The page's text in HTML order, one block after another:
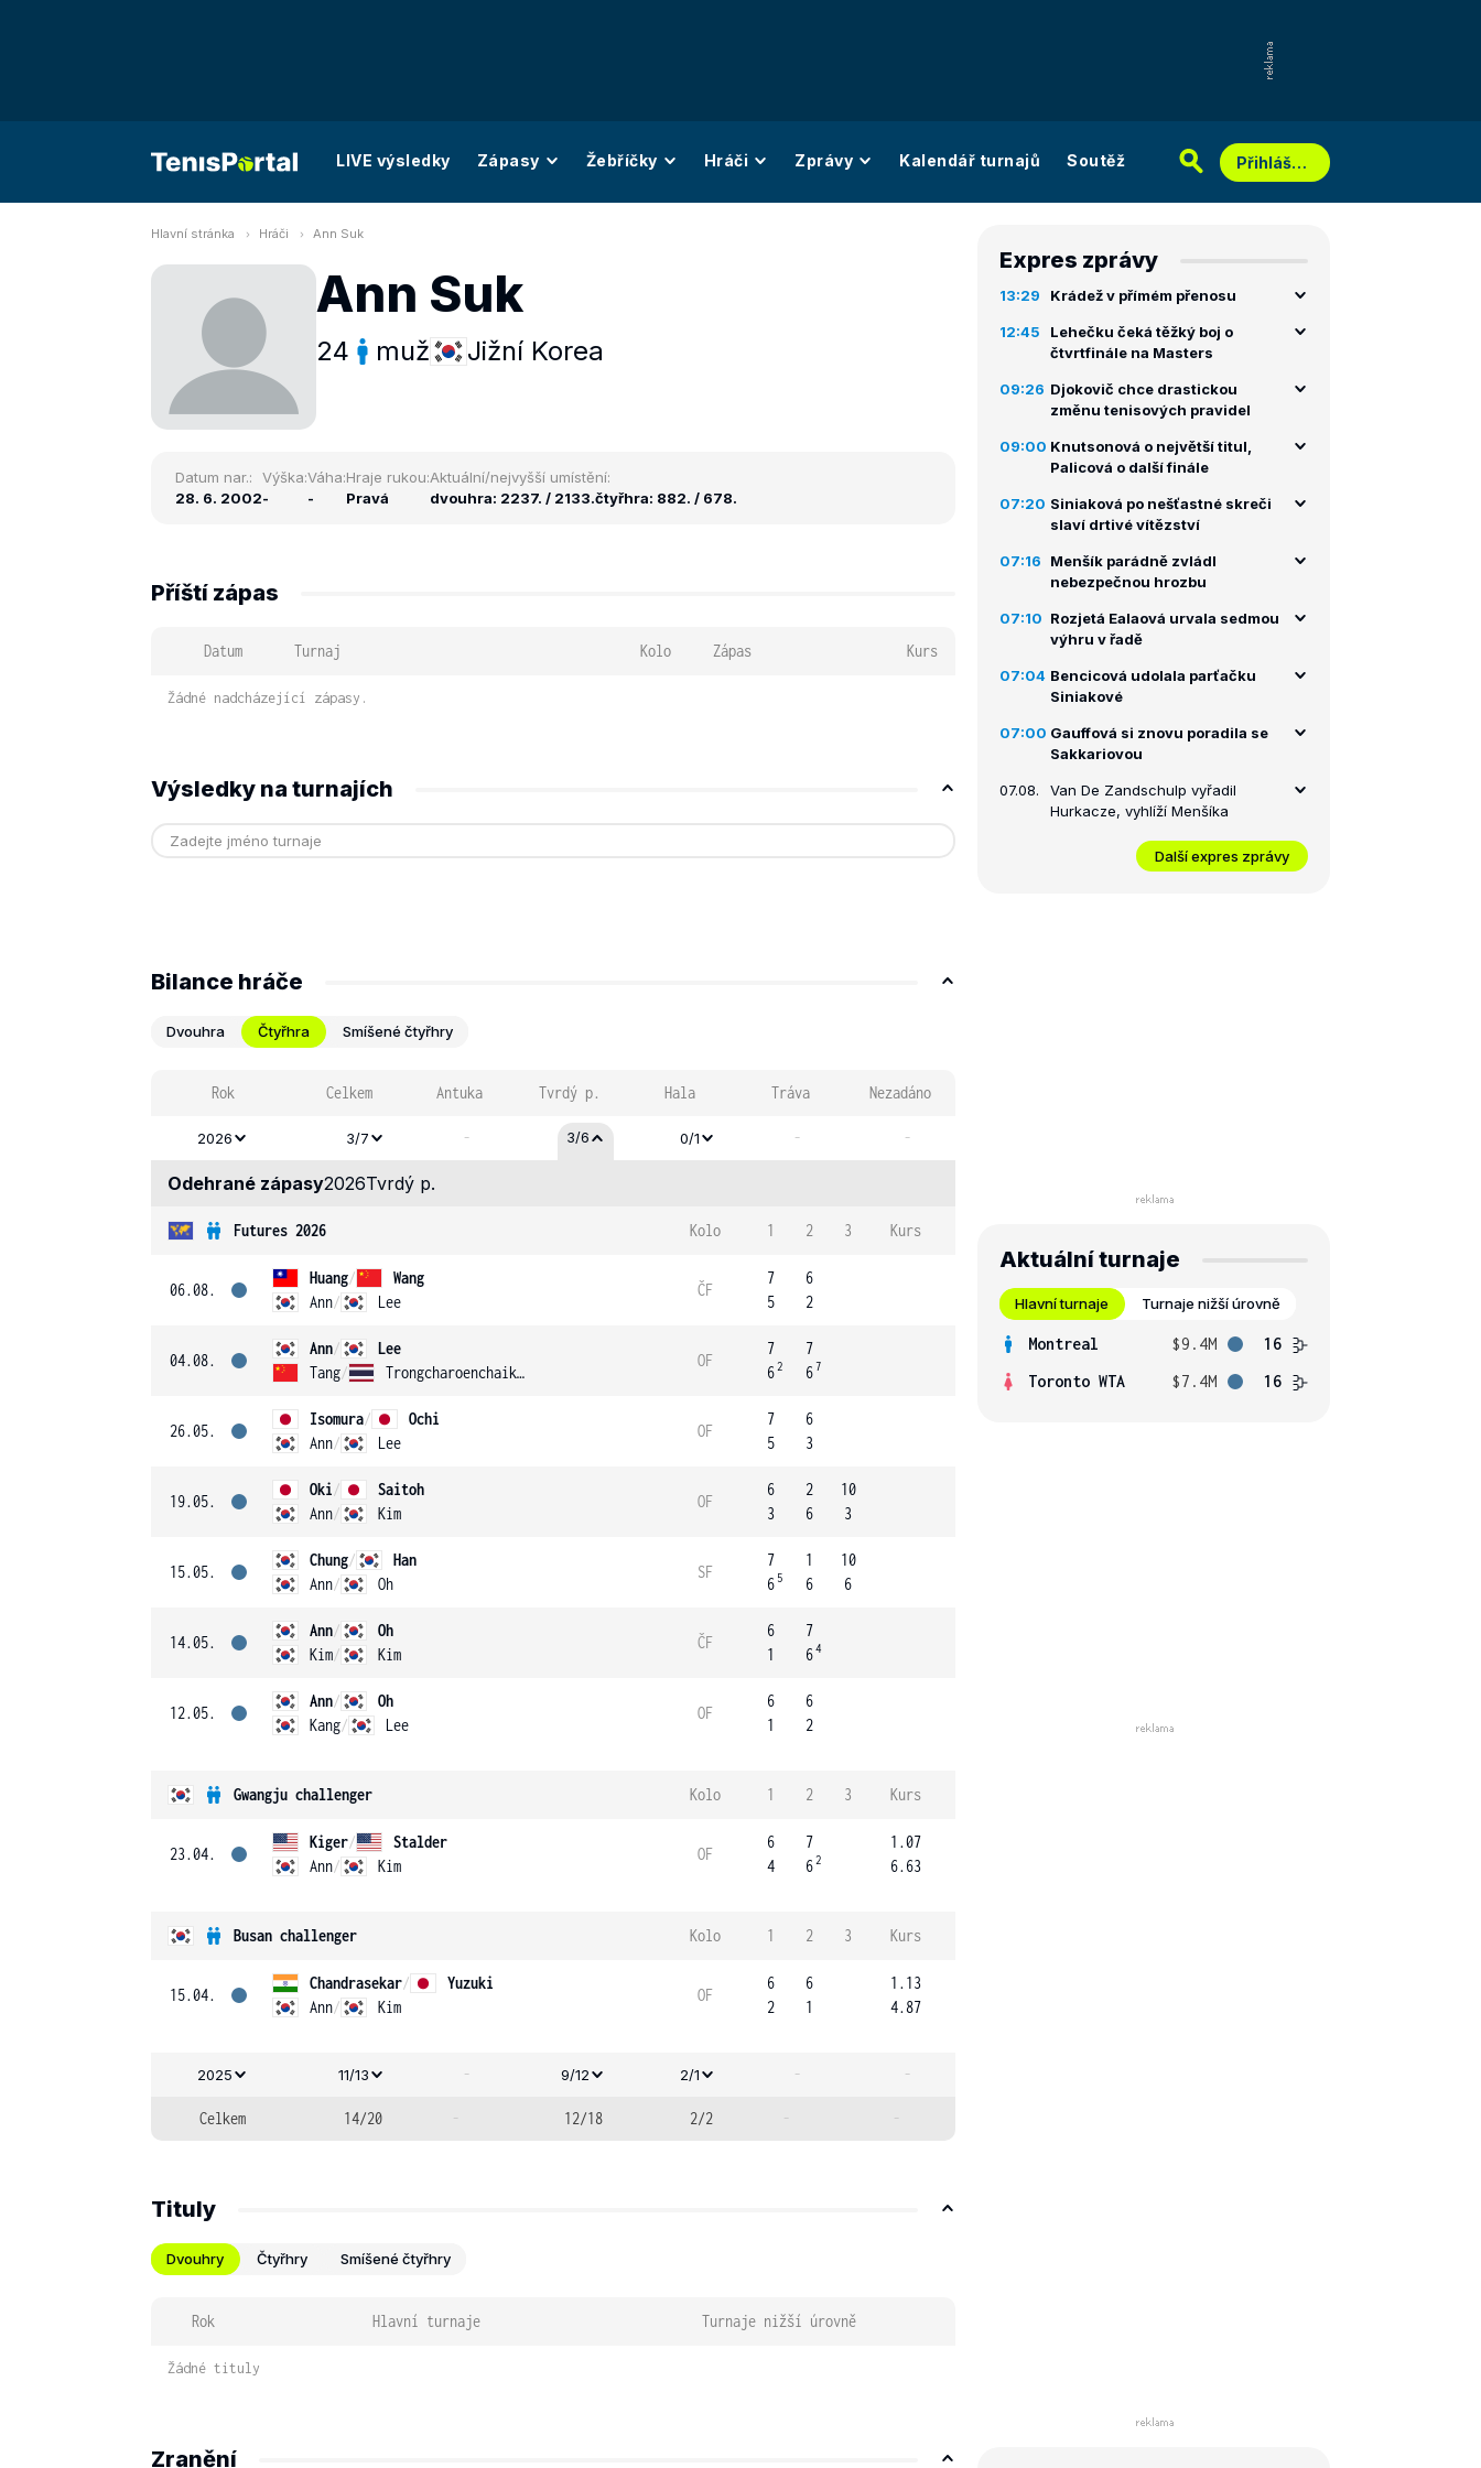
LIVE výsledky Zápasy Žebříčky Hráči Zprávy Kalendář turnajů Soutěž Přihlášení
Hlavní stránka Hráči Ann Suk
Ann Suk
24 muž Jižní Korea
Datum nar.:
28. 6. 2002
Výška:
-
Váha:
-
Hraje rukou:
Pravá
Aktuální/nejvyšší umístění:
dvouhra: 2237. / 2133.čtyřhra: 882. / 678.
Příští zápas
Datum Turnaj Kolo Zápas Kurs
Žádné nadcházející zápasy.
Výsledky na turnajích
Bilance hráče
Dvouhra Čtyřhra Smíšené čtyřhry
Rok Celkem Antuka Tvrdý p. Hala Tráva Nezadáno
2026 3/7 - 3/6 0/1 - -
Odehrané zápasy2026Tvrdý p.
Futures 2026 Kolo 1 2 3 Kurs
06.08.
Huang/
Wang
Ann/ Lee
ČF
7
5
6
2
04.08.
Ann/
Lee
Tang/ Trongcharoenchaikul
OF
7
62
7
67
26.05.
Isomura/
Ochi
Ann/ Lee
OF
7
5
6
3
19.05.
Oki/
Saitoh
Ann/ Kim
OF
6
3
2
6
10
3
15.05.
Chung/
Han
Ann/ Oh
SF
7
6 5
1
6
10
6
14.05.
Ann/
Oh
Kim/ Kim
ČF
6
1
7
64
12.05.
Ann/
Oh
Kang/ Lee
OF
6
1
6
2
Gwangju challenger Kolo 1 2 3 Kurs
23.04.
Kiger/
Stalder
Ann/ Kim
OF
6
4
7
62
1.07
6.63
Busan challenger Kolo 1 2 3 Kurs
15.04.
Chandrasekar/
Yuzuki
Ann/ Kim
OF
6
2
6
1
1.13
4.87
2025 11/13 - 9/12 2/1 - -
Celkem 14/20 - 12/18 2/2 - -
Tituly
Dvouhry Čtyřhry Smíšené čtyřhry
Rok Hlavní turnaje Turnaje nižší úrovně
Žádné tituly
Zranění
Expres zprávy
13:29 Krádež v přímém přenosu
12:45
Lehečku čeká těžký boj o
čtvrtfinále na Masters
09:26 Djokovič chce drastickou
změnu tenisových pravidel
09:00 Knutsonová o největší titul,
Palicová o další finále
07:20 Siniaková po nešťastné skreči
slaví drtivé vítězství
07:16
Menšík parádně zvládl
nebezpečnou hrozbu
07:10 Rozjetá Ealaová urvala sedmou
výhru v řadě
07:04 Bencicová udolala parťačku
Siniakové
07:00 Gauffová si znovu poradila se
Sakkariovou
07.08.
Van De Zandschulp vyřadil
Hurkacze, vyhlíží Menšíka
Další expres zprávy
Aktuální turnaje
Hlavní turnaje Turnaje nižší úrovně
Montreal $9.4M
16
Toronto WTA
$7.4M 16